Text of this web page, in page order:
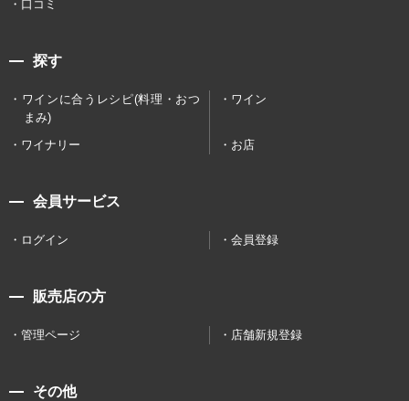
口コミ
探す
ワインに合うレシピ(料理・おつ
まみ)
ワイン
ワイナリー お店
会員サービス
ログイン 会員登録
販売店の方
管理ページ 店舗新規登録
その他